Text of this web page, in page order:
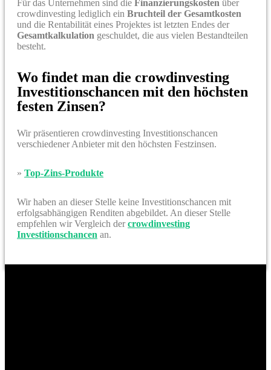
Für das Unternehmen sind die Finanzierungskosten über
crowdinvesting lediglich ein Bruchteil der Gesamtkosten
und die Rentabilität eines Projektes ist letzten Endes der
Gesamtkalkulation geschuldet, die aus vielen Bestandteilen
besteht.
Wo findet man die crowdinvesting
Investitionschancen mit den höchsten
festen Zinsen?
Wir präsentieren crowdinvesting Investitionschancen
verschiedener Anbieter mit den höchsten Festzinsen.
» Top-Zins-Produkte
Wir haben an dieser Stelle keine Investitionschancen mit
erfolgsabhängigen Renditen abgebildet. An dieser Stelle
empfehlen wir Vergleich dercrowdinvesting
Investitionschancen an.